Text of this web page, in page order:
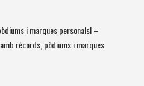
i marques personals! –
rècords, pòdiums i marques